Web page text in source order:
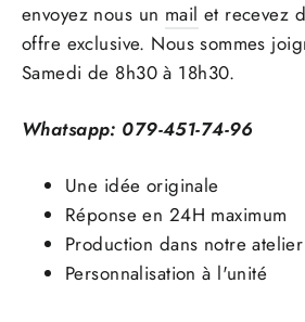
envoyez nous un mail et recevez
offre exclusive. Nous sommes
Samedi de 8h30 à 18h30.
Whatsapp: 079-451-74-96
Une idée originale
Réponse en 24H maximum
Production dans notre atelier
Personnalisation à l'unité